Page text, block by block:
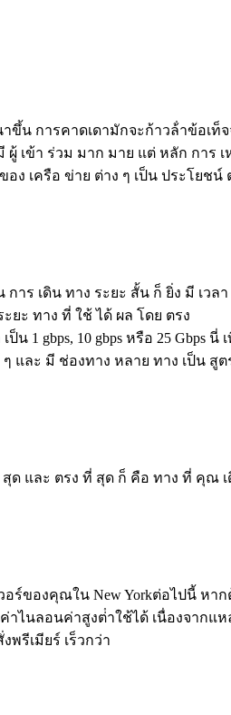
การคาดเดามักจะก้าวล้ําข้อเท็
เข้า ร่วม มาก มาย แต่ หลัก การ
เครือ ข่าย ต่าง ๆ เป็น ประโย
การ เดิน ทาง ระยะ สั้น ก็ ยิ่ง มี
ยะ ทาง ที่ ใช้ ได้ ผล โดย ตรง
1 gbps, 10 gbps หรือ 25
และ มี ช่องทาง หลาย ทาง เป็น
ด และ ตรง ที่ สุด ก็ คือ ทาง ที่ คุ
ของคุณใน New Yorkต่อไปนี้ หา
ไนลอนค่าสูงต่ําใช้ได้ เนื่องจาก
พรีเมียร์ เร็วกว่า